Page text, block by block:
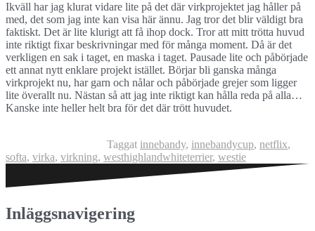
Ikväll har jag klurat vidare lite på det där virkprojektet jag håller på
med, det som jag inte kan visa här ännu. Jag tror det blir väldigt bra
faktiskt. Det är lite klurigt att få ihop dock. Tror att mitt trötta huvud
inte riktigt fixar beskrivningar med för många moment. Då är det
verkligen en sak i taget, en maska i taget. Pausade lite och påbörjade
ett annat nytt enklare projekt istället. Börjar bli ganska många
virkprojekt nu, har garn och nålar och påbörjade grejer som ligger
lite överallt nu. Nästan så att jag inte riktigt kan hålla reda på alla…
Kanske inte heller helt bra för det där trött huvudet.
Taggat innebandy, innebandycup, netflix,
softa, virka, virkning, westhighlandwhiteterrier, westie
Inläggsnavigering